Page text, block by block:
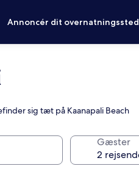
Annoncér dit overnatningssted
sig tæt på Kaanapali Beach
Gæster